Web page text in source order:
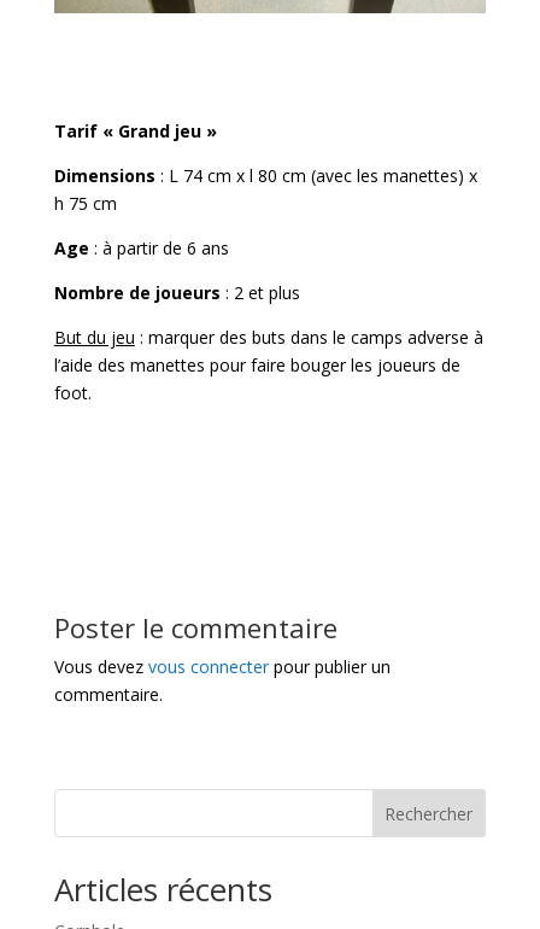
Tarif « Grand jeu »
Dimensions : L 74 cm x l 80 cm (avec les manettes) x
h 75 cm
Age : à partir de 6 ans
Nombre de joueurs : 2 et plus
But du jeu : marquer des buts dans le camps adverse à
l’aide des manettes pour faire bouger les joueurs de
foot.
Poster le commentaire
Vous devez vous connecterpour publier un
commentaire.
Rechercher
Articles récents